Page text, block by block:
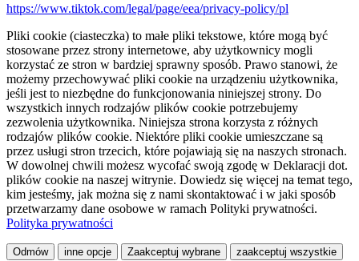
https://www.tiktok.com/legal/page/eea/privacy-policy/pl
Pliki cookie (ciasteczka) to małe pliki tekstowe, które mogą być
stosowane przez strony internetowe, aby użytkownicy mogli
korzystać ze stron w bardziej sprawny sposób. Prawo stanowi, że
możemy przechowywać pliki cookie na urządzeniu użytkownika,
jeśli jest to niezbędne do funkcjonowania niniejszej strony. Do
wszystkich innych rodzajów plików cookie potrzebujemy
zezwolenia użytkownika. Niniejsza strona korzysta z różnych
rodzajów plików cookie. Niektóre pliki cookie umieszczane są
przez usługi stron trzecich, które pojawiają się na naszych stronach.
W dowolnej chwili możesz wycofać swoją zgodę w Deklaracji dot.
plików cookie na naszej witrynie. Dowiedz się więcej na temat tego,
kim jesteśmy, jak można się z nami skontaktować i w jaki sposób
przetwarzamy dane osobowe w ramach Polityki prywatności.
Polityka prywatności
Odmów inne opcje Zaakceptuj wybrane zaakceptuj wszystkie